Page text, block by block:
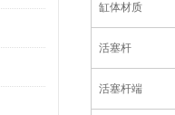
缸体材质
活塞杆
活塞杆端